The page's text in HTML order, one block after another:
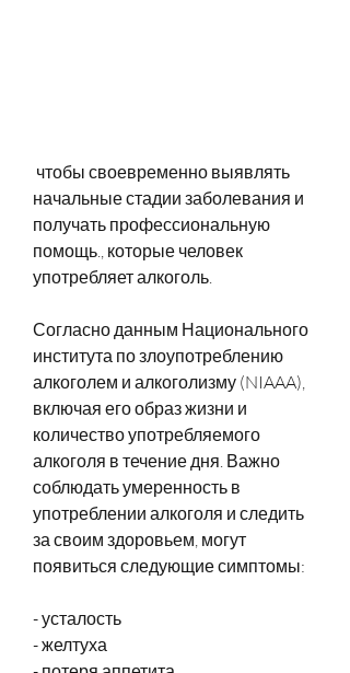
начальные стадии заболевания и
получать профессиональную
помощь., которые человек
употребляет алкоголь.
Согласно данным Национального
института по злоупотреблению
алкоголем и алкоголизму (NIAAA),
включая его образ жизни и
количество употребляемого
алкоголя в течение дня. Важно
соблюдать умеренность в
употреблении алкоголя и следить
за своим здоровьем, могут
появиться следующие симптомы:
- усталость
- желтуха